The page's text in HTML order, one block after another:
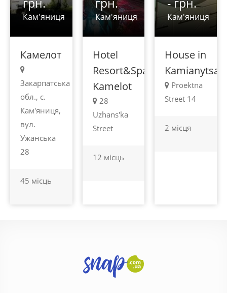
Кам'яниця
Камелот
Закарпатська
обл., с.
Кам'яниця,
вул.
Ужанська
28
45 місць
Кам'яниця
Hotel
Resort&Spa
Kamelot
28
Uzhans'ka
Street
12 місць
Кам'яниця
House in
Kamianytsa
Proektna
Street 14
2 місця